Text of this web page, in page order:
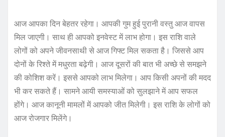
आज आपका दिन बेहतर रहेगा। आपकी गुम हुई पुरानी वस्तु आज वापस
मिल जाएगी। साथ ही आपको इनवेस्ट में लाभ होगा। इस राशि वाले
लोगों को अपने जीवनसाथी से आज गिफ्ट मिल सकता है। जिससे आप
दोनों के रिश्ते में मधुरता बढ़ेगी। आज दूसरों की बात भी अच्छे से समझने
की कोशिश करें। इससे आपको लाभ मिलेगा। आप किसी अपनों की मदद
भी कर सकते हैं। सामने आयी समस्याओं को सुलझाने में आप सफल
होंगे। आज कानूनी मामलों में आपको जीत मिलेगी। इस राशि के लोगों को
आज रोजगार मिलेंगे।